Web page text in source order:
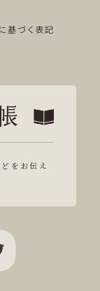
基づく表記
をお伝え